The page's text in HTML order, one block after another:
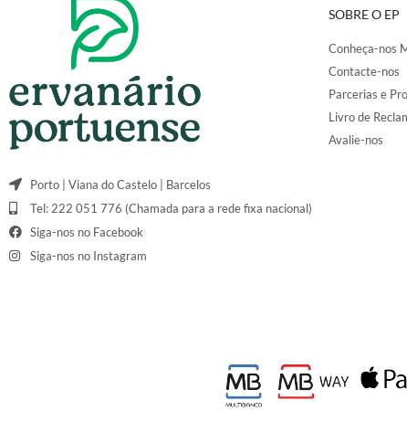
Porto | Viana do Castelo | Barcelos
Tel: 222 051 776 (Chamada para a rede fixa nacional)
Siga-nos no Facebook
Siga-nos no Instagram
SOBRE O EP
Conheça-nos
Contacte-nos
Parcerias e
Livro de
Avalie-nos